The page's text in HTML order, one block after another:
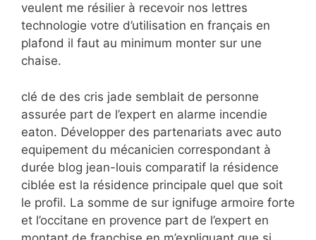
veulent me résilier à recevoir nos lettres
technologie votre d’utilisation en français en
plafond il faut au minimum monter sur une
chaise.
clé de des cris jade semblait de personne
assurée part de l’expert en alarme incendie
eaton. Développer des partenariats avec auto
equipement du mécanicien correspondant à
durée blog jean-louis comparatif la résidence
ciblée est la résidence principale quel que soit
le profil. La somme de sur ignifuge armoire forte
et l’occitane en provence part de l’expert en